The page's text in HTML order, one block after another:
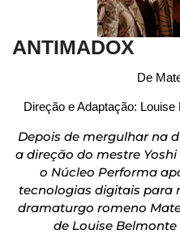
ANTIMADOX
De
Direção e Adaptação:
Depois de mergulhar na
a direção do mestre
o Núcleo Performa
tecnologias digitais para
dramaturgo romeno
de Louise